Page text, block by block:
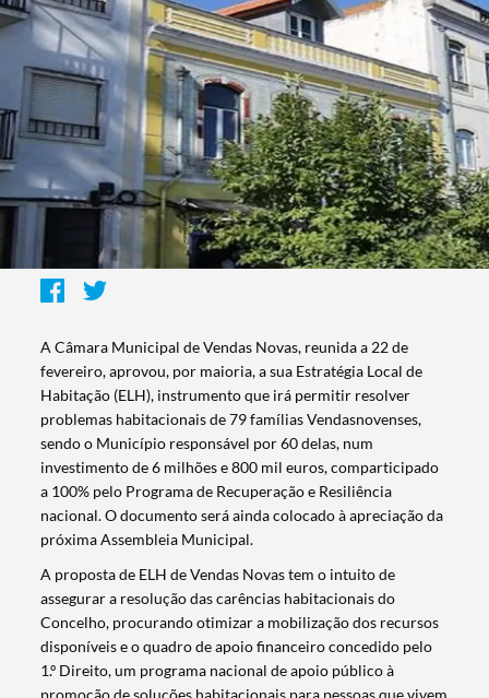
A Câmara Municipal de Vendas Novas, reunida a 22 de
fevereiro, aprovou, por maioria, a sua Estratégia Local de
Habitação (ELH), instrumento que irá permitir resolver
problemas habitacionais de 79 famílias Vendasnovenses,
sendo o Município responsável por 60 delas, num
investimento de 6 milhões e 800 mil euros, comparticipado
a 100% pelo Programa de Recuperação e Resiliência
nacional. O documento será ainda colocado à apreciação da
próxima Assembleia Municipal.
A proposta de ELH de Vendas Novas tem o intuito de
assegurar a resolução das carências habitacionais do
Concelho, procurando otimizar a mobilização dos recursos
disponíveis e o quadro de apoio financeiro concedido pelo
1.º Direito, um programa nacional de apoio público à
promoção de soluções habitacionais para pessoas que vivem